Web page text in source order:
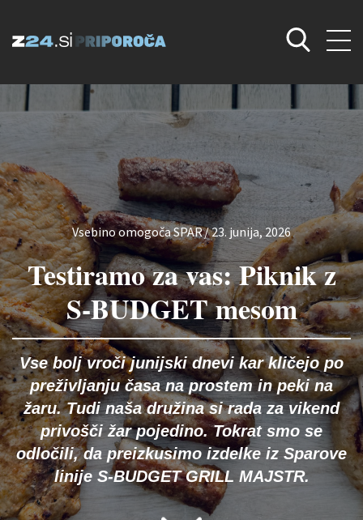
Vsebino omogoča SPAR/23. junija, 2026
Testiramo za vas: Piknik z
S-BUDGET mesom
Vse bolj vroči junijski dnevi kar kličejo po
preživljanju časa na prostem in peki na
žaru. Tudi naša družina si rada za vikend
privošči žar pojedino. Tokrat smo se
odločili, da preizkusimo izdelke iz Sparove
linije S-BUDGET GRILL MAJSTR.